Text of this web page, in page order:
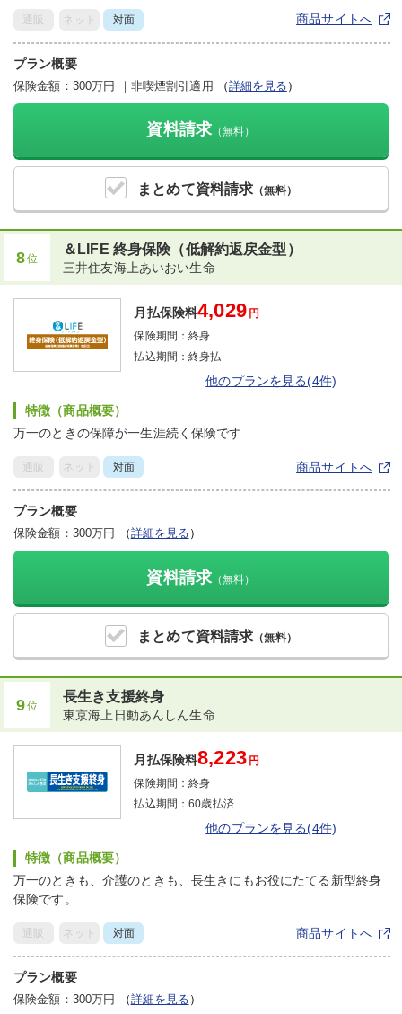
まとめて資料請求 （無料）
資料請求 （無料）
通販 ネット 対面 商品サイトへ
プラン概要
保険金額：300万円 ｜ 非喫煙割引適用 （詳細を見る ）
8位
まとめて資料請求 （無料）
＆LIFE 終身保険（低解約返戻金型）
三井住友海上あいおい生命
資料請求 （無料）
月払保険料4,029 円
保険期間：終身
払込期間：終身払
他のプランを見る(4件)
特徴（商品概要）
万一のときの保障が一生涯続く保険です
通販 ネット 対面 商品サイトへ
プラン概要
保険金額：300万円 （詳細を見る ）
9位
長生き支援終身
東京海上日動あんしん生命
月払保険料8,223 円
保険期間：終身
払込期間：60歳払済
他のプランを見る(4件)
特徴（商品概要）
万一のときも、介護のときも、長生きにもお役にたてる新型終身
保険です。
通販 ネット 対面 商品サイトへ
プラン概要
保険金額：300万円 （詳細を見る ）